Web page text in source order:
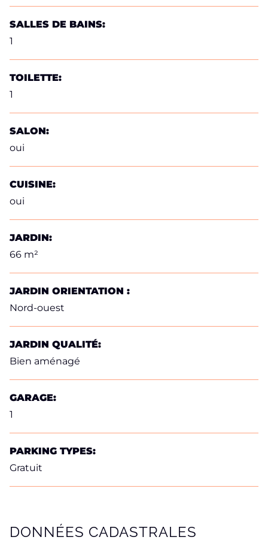
SALLES DE BAINS:
1
TOILETTE:
1
SALON:
oui
CUISINE:
oui
JARDIN:
66 m²
JARDIN ORIENTATION :
Nord-ouest
JARDIN QUALITÉ:
Bien aménagé
GARAGE:
1
PARKING TYPES:
Gratuit
DONNÉES CADASTRALES